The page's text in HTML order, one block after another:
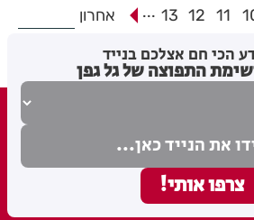
11
12
13
... אחרון
הכי חם אצלכם בנייד
התפוצה של גל גפן